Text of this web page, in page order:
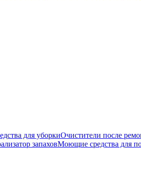
для уборкиОчистители после
запаховМоющие средства для